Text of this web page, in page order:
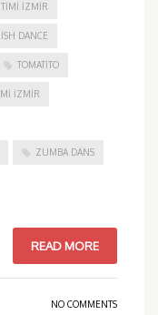
İZMIR
DANCE
TOMATITO
İZMIR
ZUMBA DANS
READ MORE
NO COMMENTS